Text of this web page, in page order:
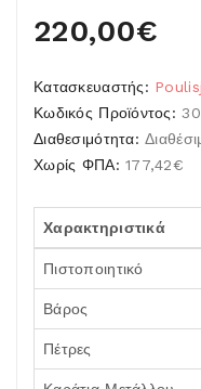
220,00€
Κατασκευαστής:
Κωδικός Προϊόντος:
Διαθεσιμότητα:
Χωρίς ΦΠΑ:177,42€
Χαρακτηριστικά
Πιστοποιητικό
Βάρος
Πέτρες